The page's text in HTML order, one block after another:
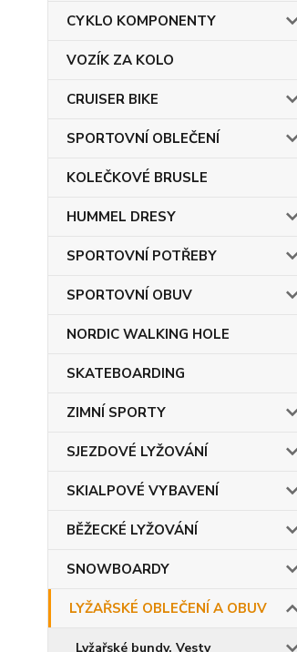
CYKLO KOMPONENTY
VOZÍK ZA KOLO
CRUISER BIKE
SPORTOVNÍ OBLEČENÍ
KOLEČKOVÉ BRUSLE
HUMMEL DRESY
SPORTOVNÍ POTŘEBY
SPORTOVNÍ OBUV
NORDIC WALKING HOLE
SKATEBOARDING
ZIMNÍ SPORTY
SJEZDOVÉ LYŽOVÁNÍ
SKIALPOVÉ VYBAVENÍ
BĚŽECKÉ LYŽOVÁNÍ
SNOWBOARDY
LYŽAŘSKÉ OBLEČENÍ A OBUV
Lyžařské bundy, Vesty